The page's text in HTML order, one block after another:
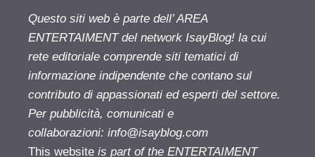
Questo siti web è parte dell’ AREA
ENTERTAIMENT del network IsayBlog! la cui
rete editoriale comprende siti tematici di
informazione indipendente che contano sul
contributo di appassionati ed esperti del settore.
Per pubblicità, comunicati e
collaborazioni: info@isayblog.com
This website is part of the ENTERTAIMENT